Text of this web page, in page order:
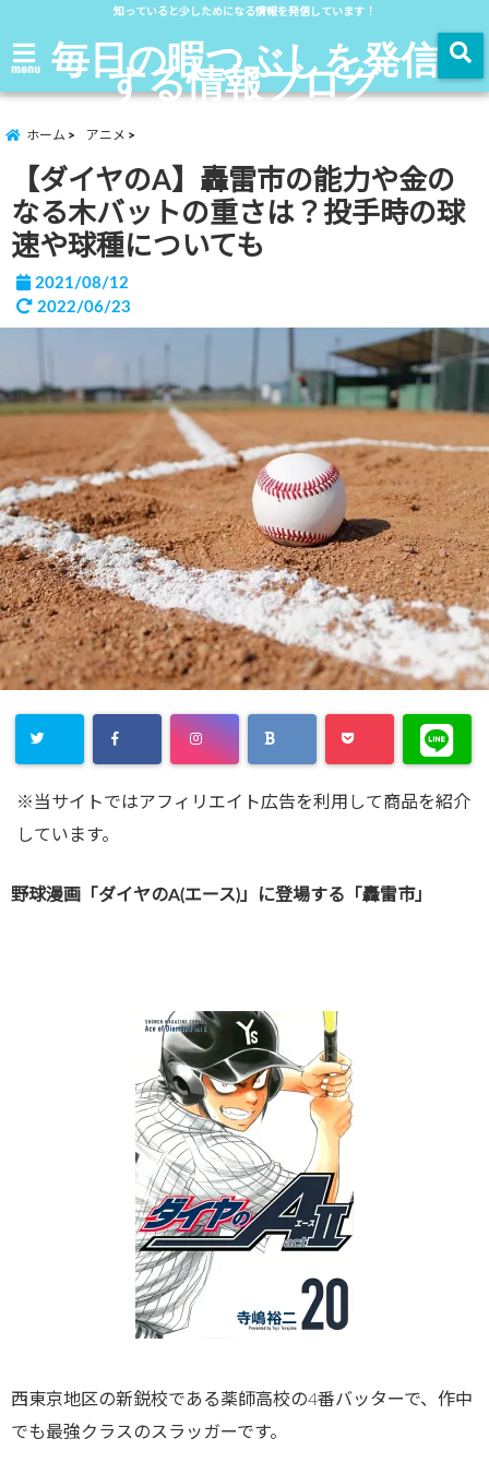
知っていると少しためになる情報を発信しています！
menu 毎日の暇つぶしを発信
する情報ブログ
ホーム アニメ
【ダイヤのA】轟雷市の能力や金の
なる木バットの重さは？投手時の球
速や球種についても
2021/08/12
2022/06/23
※当サイトではアフィリエイト広告を利用して商品を紹介
しています。
野球漫画「ダイヤのA(エース)」に登場する「轟雷市」
西東京地区の新鋭校である薬師高校の4番バッターで、作中
でも最強クラスのスラッガーです。